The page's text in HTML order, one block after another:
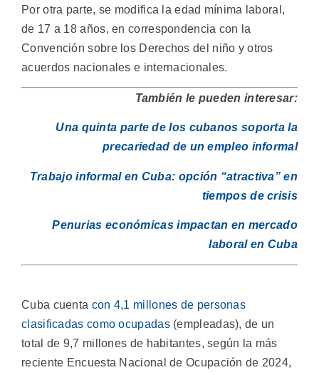
Por otra parte, se modifica la edad mínima laboral,
de 17 a 18 años, en correspondencia con la
Convención sobre los Derechos del niño y otros
acuerdos nacionales e internacionales.
También le pueden interesar:
Una quinta parte de los cubanos soporta la
precariedad de un empleo informal
Trabajo informal en Cuba: opción “atractiva” en
tiempos de crisis
Penurias económicas impactan en mercado
laboral en Cuba
Cuba cuenta con 4,1 millones de personas
clasificadas como ocupadas(empleadas), de un
total de 9,7 millones de habitantes, según la más
reciente Encuesta Nacional de Ocupación de 2024,